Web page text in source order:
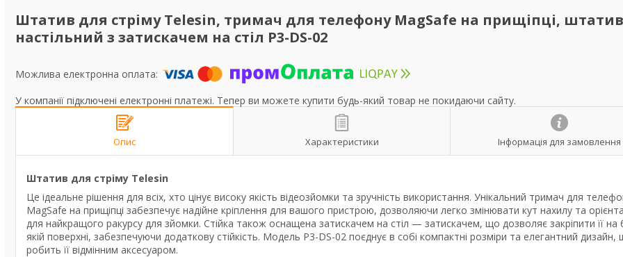
Штатив для стріму Telesin, тримач для телефону MagSafe на прищіпці, штатив
настільний з затискачем на стіл P3-DS-02
У компанії підключені електронні платежі. Тепер ви можете купити будь-який товар не покидаючи сайту.
Опис Характеристики Інформація для замовлення
Штатив для стріму Telesin
Це ідеальне рішення для всіх, хто цінує високу якість відеозйомки та зручність використання. Унікальний тримач для
MagSafe на прищіпці забезпечує надійне кріплення для вашого пристрою, дозволяючи легко змінювати кут нахилу та
для найкращого ракурсу для зйомки. Стійка також оснащена затискачем на стіл — затискачем, що дозволяє закріпити її на
якій поверхні, забезпечуючи додаткову стійкість. Модель P3-DS-02 поєднує в собі компактні розміри та елегантний дизайн,
робить її відмінним аксесуаром.